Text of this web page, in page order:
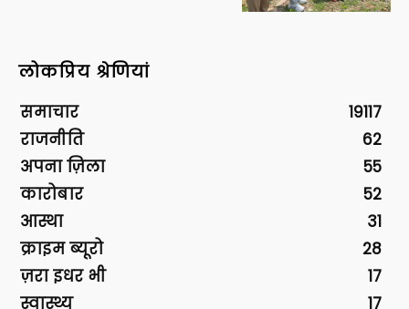
लोकप्रिय श्रेणियां
समाचार
19117
राजनीति
62
अपना ज़िला
55
कारोबार
52
आस्था
31
क्राइम ब्यूरो
28
ज़रा इधर भी
17
स्वास्थ्य
17